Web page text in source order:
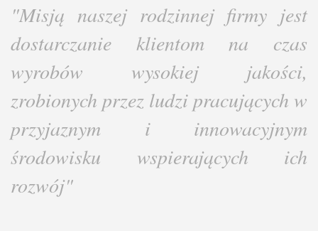
"Misją naszej rodzinnej firmy jest
dostarczanie klientom na czas
wyrobów wysokiej jakości,
zrobionych przez ludzi pracujących w
przyjaznym i innowacyjnym
środowisku wspierających ich
rozwój"